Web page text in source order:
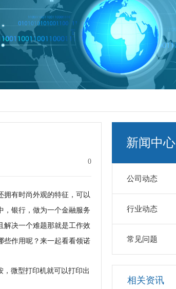
0
拥有时尚外观的特征，可以
，银行，做为一个金融服务
解决一个难题那就是工作效
些作用呢？来一起看看领诺
微型打印机就可以打印出
新闻中心
公司动态
行业动态
常见问题
相关资讯